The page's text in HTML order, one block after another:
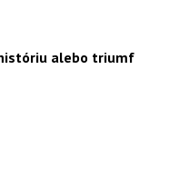
alebo triumf